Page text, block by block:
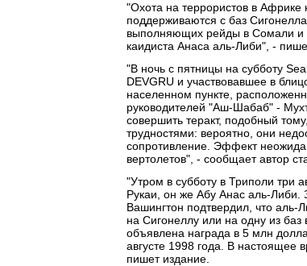
"Охота на террористов в
поддерживаются с баз
выполняющих рейды в Сомали и
каидиста Анаса аль-Либи", -
"В ночь с пятницы на субботу
DEVGRU и участвовавшее в
населенном пункте,
руководителей "Аш-Шабаб" -
совершить теракт, подобный
трудностями: вероятно, они
сопротивление. Эффект
вертолетов", - сообщает автор
"Утром в субботу в Триполи три
Рукаи, он же Абу Анас аль-Либи.
Вашингтон подтвердил, что аль-
на Сигонеллу или на одну из баз
объявлена награда в 5 млн
августе 1998 года. В настоящее
пишет издание.